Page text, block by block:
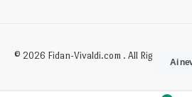
© 2026 Fidan-Vivaldi.com . All Rights
Ai